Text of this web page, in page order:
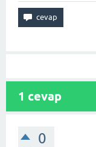
1 cevap
0